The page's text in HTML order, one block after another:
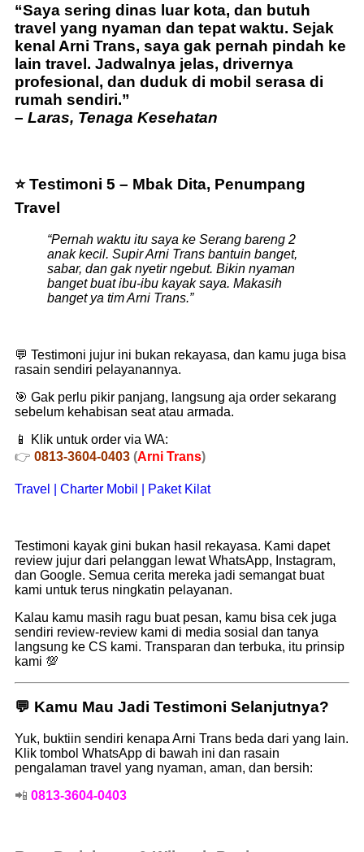
“Saya sering dinas luar kota, dan butuh
travel yang nyaman dan tepat waktu. Sejak
kenal Arni Trans, saya gak pernah pindah ke
lain travel. Jadwalnya jelas, drivernya
profesional, dan duduk di mobil serasa di
rumah sendiri.”
– Laras, Tenaga Kesehatan
⭐ Testimoni 5 – Mbak Dita, Penumpang
Travel
“Pernah waktu itu saya ke Serang bareng 2
anak kecil. Supir Arni Trans bantuin banget,
sabar, dan gak nyetir ngebut. Bikin nyaman
banget buat ibu-ibu kayak saya. Makasih
banget ya tim Arni Trans.”
💬 Testimoni jujur ini bukan rekayasa, dan kamu juga bisa
rasain sendiri pelayanannya.
🎯 Gak perlu pikir panjang, langsung aja order sekarang
sebelum kehabisan seat atau armada.
📱 Klik untuk order via WA:
👉 0813-3604-0403 (Arni Trans)
Travel | Charter Mobil | Paket Kilat
Testimoni kayak gini bukan hasil rekayasa. Kami dapet
review jujur dari pelanggan lewat WhatsApp, Instagram,
dan Google. Semua cerita mereka jadi semangat buat
kami untuk terus ningkatin pelayanan.
Kalau kamu masih ragu buat pesan, kamu bisa cek juga
sendiri review-review kami di media sosial dan tanya
langsung ke CS kami. Transparan dan terbuka, itu prinsip
kami 💯
💬 Kamu Mau Jadi Testimoni Selanjutnya?
Yuk, buktiin sendiri kenapa Arni Trans beda dari yang lain.
Klik tombol WhatsApp di bawah ini dan rasain
pengalaman travel yang nyaman, aman, dan bersih:
📲 0813-3604-0403